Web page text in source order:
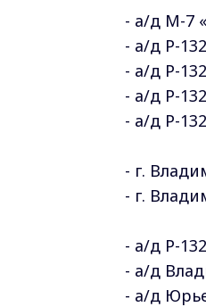
- а/д М-7
- а/д Р-
- а/д Р-
- а/д Р-
- а/д Р-
- г.
- г.
- а/д Р-
- а/д
- а/д